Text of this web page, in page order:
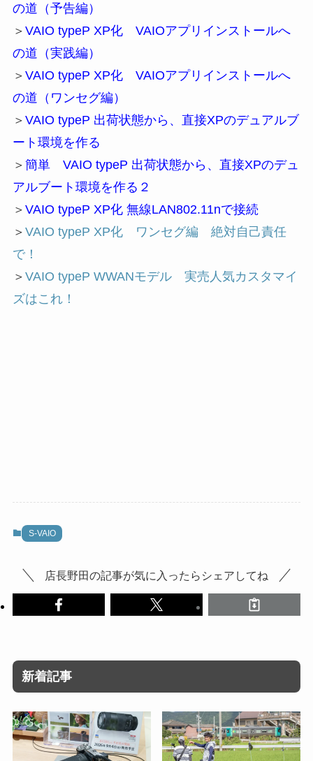
の道（予告編）
＞ VAIO typeP XP化 VAIOアプリインストールへ
の道（実践編）
＞ VAIO typeP XP化 VAIOアプリインストールへ
の道（ワンセグ編）
＞ VAIO typeP 出荷状態から、直接XPのデュアルブ
ート環境を作る
＞ 簡単 VAIO typeP 出荷状態から、直接XPのデュ
アルブート環境を作る２
＞ VAIO typeP XP化 無線LAN802.11nで接続
＞ VAIO typeP XP化 ワンセグ編 絶対自己責任
で！
＞ VAIO typeP WWANモデル 実売人気カスタマイ
ズはこれ！
S-VAIO
店長野田の記事が気に入ったらシェアしてね
新着記事